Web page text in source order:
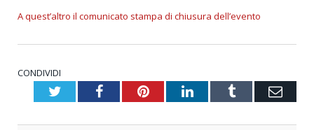
A quest’altro il comunicato stampa di chiusura dell’evento
CONDIVIDI
TwitterFacebookPinterestLinkedInTumblr